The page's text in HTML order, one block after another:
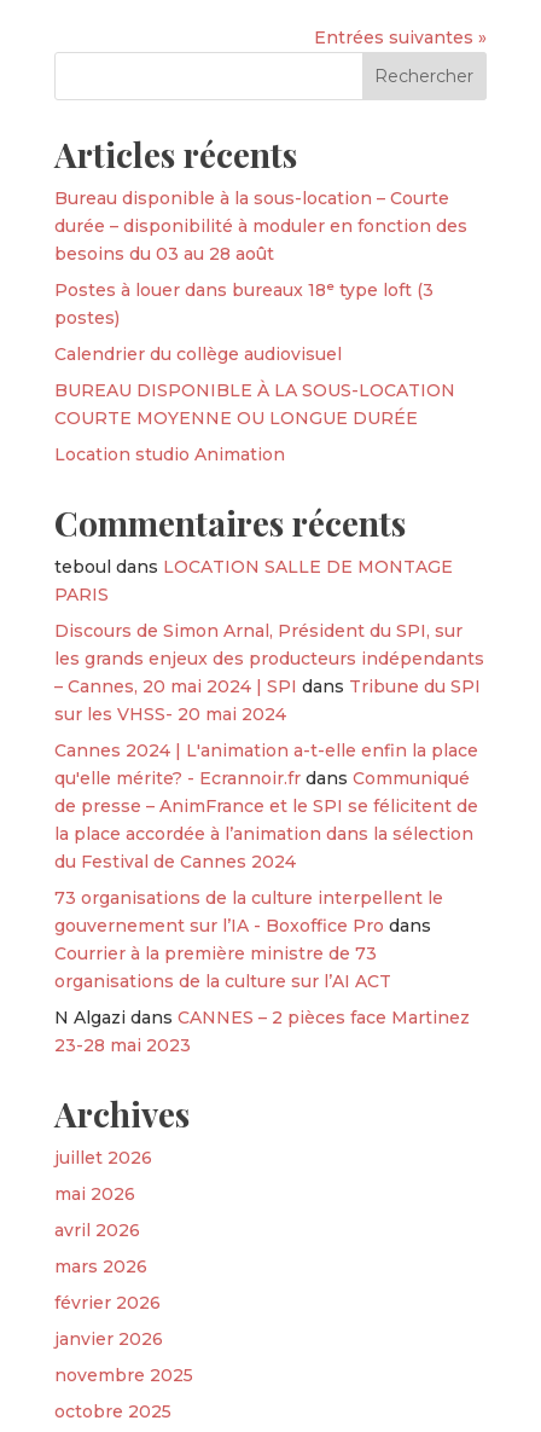
Entrées suivantes »
Articles récents
Bureau disponible à la sous-location – Courte
durée – disponibilité à moduler en fonction des
besoins du 03 au 28 août
Postes à louer dans bureaux 18ᵉ type loft (3
postes)
Calendrier du collège audiovisuel
BUREAU DISPONIBLE À LA SOUS-LOCATION
COURTE MOYENNE OU LONGUE DURÉE
Location studio Animation
Commentaires récents
teboul dans LOCATION SALLE DE MONTAGE
PARIS
Discours de Simon Arnal, Président du SPI, sur
les grands enjeux des producteurs indépendants
– Cannes, 20 mai 2024 | SPI dans Tribune du SPI
sur les VHSS- 20 mai 2024
Cannes 2024 | L'animation a-t-elle enfin la place
qu'elle mérite? - Ecrannoir.frdans Communiqué
de presse – AnimFrance et le SPI se félicitent de
la place accordée à l’animation dans la sélection
du Festival de Cannes 2024
73 organisations de la culture interpellent le
gouvernement sur l’IA - Boxoffice Pro dans
Courrier à la première ministre de 73
organisations de la culture sur l’AI ACT
N Algazi dans CANNES – 2 pièces face Martinez
23-28 mai 2023
Archives
juillet 2026
mai 2026
avril 2026
mars 2026
février 2026
janvier 2026
novembre 2025
octobre 2025